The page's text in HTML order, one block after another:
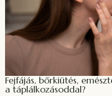
Fejfájás, bőrkiütés,
a táplálkozásoddal?